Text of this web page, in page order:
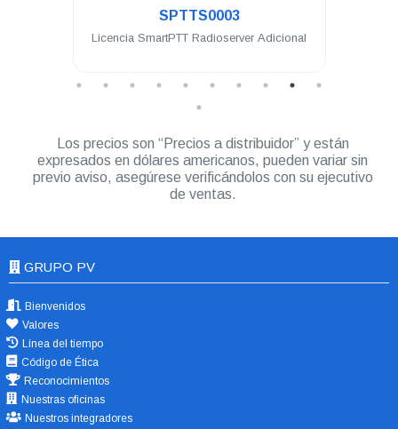
SPTTS0003
Licencia SmartPTT Radioserver Adicional
Los precios son “Precios a distribuidor” y están
expresados en dólares americanos, pueden variar sin
previo aviso, asegúrese verificándolos con su ejecutivo
de ventas.
GRUPO PV
Bienvenidos
Valores
Línea del tiempo
Código de Ética
Reconocimientos
Nuestras oficinas
Nuestros integradores